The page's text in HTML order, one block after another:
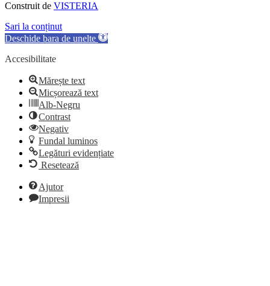
Construit de VISTERIA
Sari la conținut
Deschide bara de unelte
Accesibilitate
Mărește text
Micșorează text
Alb-Negru
Contrast
Negativ
Fundal luminos
Legături evidențiate
Resetează
Ajutor
Impresii